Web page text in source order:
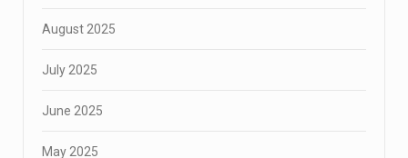
August 2025
July 2025
June 2025
May 2025